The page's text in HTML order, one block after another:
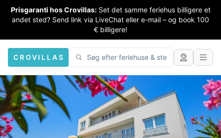
Prisgaranti hos Crovillas: Set det samme feriehus billigere et
andet sted? Send link via LiveChat eller e-mail – og book 100
€ billigere!
CROVILLAS